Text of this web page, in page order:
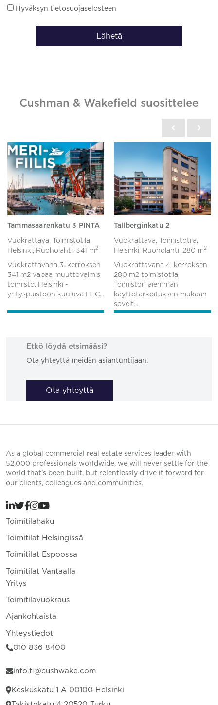
Hyväksyn tietosuojaselosteen
Lähetä
Cushman & Wakefield suosittelee
Tammasaarenkatu 3 PINTA
Vuokrattava, Toimistotila,
Helsinki, Ruoholahti, 341 m2
Vuokrattavana 3. kerroksen
341 m2 vapaa muuttovalmis
toimisto. Helsinki -
yrityspuistoon kuuluva HTC...
Tallberginkatu 2
Vuokrattava, Toimistotila,
Helsinki, Ruoholahti, 280 m2
Vuokrattavana 4. kerroksen
280 m2 toimistotila.
Toimiston aiemman
käyttötarkoituksen mukaan
sovelt...
Etkö löydä etsimääsi?
Ota yhteyttä meidän asiantuntijaan.
Ota yhteyttä
As a global commercial real estate services leader with
52,000 professionals worldwide, we will never settle for the
world that’s been built, but relentlessly drive it forward for
our clients, colleagues and communities.
Toimitilahaku
Toimitilat Helsingissä
Toimitilat Espoossa
Toimitilat Vantaalla
Yritys
Toimitilavuokraus
Ajankohtaista
Yhteystiedot
010 836 8400
info.fi@cushwake.com
Keskuskatu 1 A 00100 Helsinki